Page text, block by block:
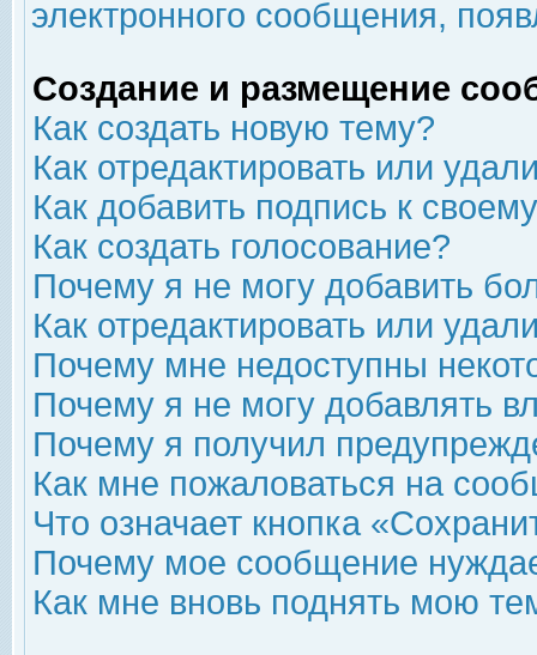
электронного сообщения,
Создание и размещение
Как создать новую тему?
Как отредактировать или
Как добавить подпись к
Как создать голосование?
Почему я не могу добавить
Как отредактировать или
Почему мне недоступны
Почему я не могу добавлять
Почему я получил
Как мне пожаловаться на
Что означает кнопка
Почему мое сообщение
Как мне вновь поднять мою